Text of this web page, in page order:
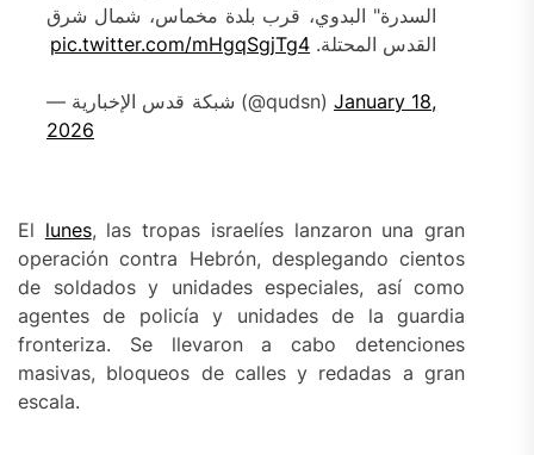
السدرة" البدوي، قرب بلدة مخماس، شمال شرق
القدس المحتلة. pic.twitter.com/mHgqSgjTg4
— شبكة قدس الإخبارية (@qudsn) January 18,
2026
El lunes, las tropas israelíes lanzaron una gran
operación contra Hebrón, desplegando cientos
de soldados y unidades especiales, así como
agentes de policía y unidades de la guardia
fronteriza. Se llevaron a cabo detenciones
masivas, bloqueos de calles y redadas a gran
escala.